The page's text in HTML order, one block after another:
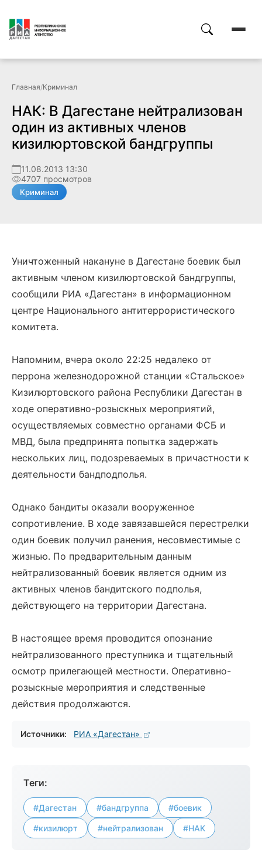
Главная/Криминал
НАК: В Дагестане нейтрализован
один из активных членов
кизилюртовской бандгруппы
11.08.2013 13:30
4707 просмотров
Криминал
Уничтоженный накануне в Дагестане боевик был
активным членом кизилюртовской бандгруппы,
сообщили РИА «Дагестан» в информационном
центре Национального антитеррористического
комитета.
Напомним, вчера около 22:25 недалеко от
перрона железнодорожной станции «Стальское»
Кизилюртовского района Республики Дагестан в
ходе оперативно-розыскных мероприятий,
осуществляемых совместно органами ФСБ и
МВД, была предпринята попытка задержать
нескольких лиц, подозреваемых в причастности к
деятельности бандподполья.
Однако бандиты оказали вооруженное
сопротивление. В ходе завязавшейся перестрелки
один боевик получил ранения, несовместимые с
жизнью. По предварительным данным
нейтрализованный боевик является одним из
активных членов бандитского подполья,
действующего на территории Дагестана.
В настоящее время проводится опознание
нейтрализованного преступника и тщательный
осмотр прилегающей местности. Оперативно-
розыскные мероприятия и следственные
действия продолжаются.
Источники: РИА «Дагестан»
Теги:
#Дагестан #бандгруппа #боевик
#кизилюрт #нейтрализован #НАК